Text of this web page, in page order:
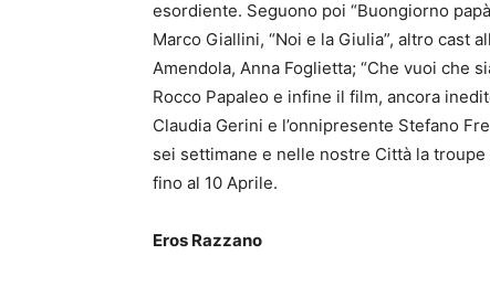
esordiente. Seguono poi “Buongiorno
Marco Giallini, “Noi e la Giulia”, altro cast
Amendola, Anna Foglietta; “Che vuoi che
Rocco Papaleo e infine il film, ancora
Claudia Gerini e l’onnipresente Stefano
sei settimane e nelle nostre Città la
fino al 10 Aprile.
Eros Razzano